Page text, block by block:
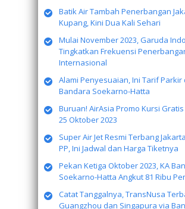
Batik Air Tambah Penerbangan
Kupang, Kini Dua Kali Sehari
Mulai November 2023, Garuda
Tingkatkan Frekuensi
Internasional
Alami Penyesuaian, Ini Tarif Parkir
Bandara Soekarno-Hatta
Buruan! AirAsia Promo Kursi
25 Oktober 2023
Super Air Jet Resmi Terbang
PP, Ini Jadwal dan Harga Tiketnya
Pekan Ketiga Oktober 2023, KA
Soekarno-Hatta Angkut 81 Ribu
Catat Tanggalnya, TransNusa
Guangzhou dan Singapura via